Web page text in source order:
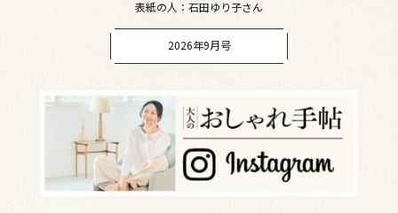
表紙の人：石田ゆり子さん
2026年9月号